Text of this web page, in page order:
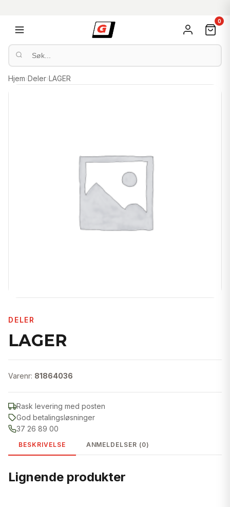
0
Hjem›Deler›LAGER
DELER
LAGER
Varenr: 81864036
Rask levering med posten
God betalingsløsninger
37 26 89 00
BESKRIVELSE ANMELDELSER (0)
Lignende produkter